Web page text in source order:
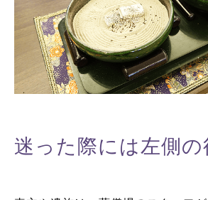
迷った際には左側の